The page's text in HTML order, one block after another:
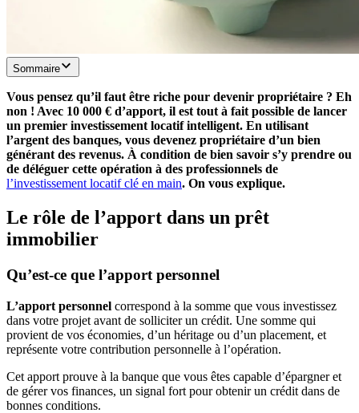
Sommaire
Vous pensez qu’il faut être riche pour devenir propriétaire ? Eh
non ! Avec 10 000 € d’apport, il est tout à fait possible de lancer
un premier investissement locatif intelligent. En utilisant
l’argent des banques, vous devenez propriétaire d’un bien
générant des revenus. À condition de bien savoir s’y prendre ou
de déléguer cette opération à des professionnels de
l’investissement locatif clé en main. On vous explique.
Le rôle de l’apport dans un prêt
immobilier
Qu’est-ce que l’apport personnel
L’apport personnel correspond à la somme que vous investissez
dans votre projet avant de solliciter un crédit. Une somme qui
provient de vos économies, d’un héritage ou d’un placement, et
représente votre contribution personnelle à l’opération.
Cet apport prouve à la banque que vous êtes capable d’épargner et
de gérer vos finances, un signal fort pour obtenir un crédit dans de
bonnes conditions.